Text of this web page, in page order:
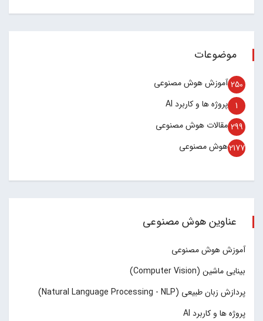
موضوعات
آموزش هوش مصنوعی 250
پروژه ها و کاربرد AI 1
مقالات هوش مصنوعی 299
هوش مصنوعی2177
عناوین هوش مصنوعی
آموزش هوش مصنوعی
بینایی ماشین (Computer Vision)
پردازش زبان طبیعی (Natural Language Processing - NLP)
پروژه ها و کاربرد AI